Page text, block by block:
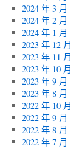
2024 年 3 月
2024 年 2 月
2024 年 1 月
2023 年 12 月
2023 年 11 月
2023 年 10 月
2023 年 9 月
2023 年 8 月
2022 年 10 月
2022 年 9 月
2022 年 8 月
2022 年 7 月